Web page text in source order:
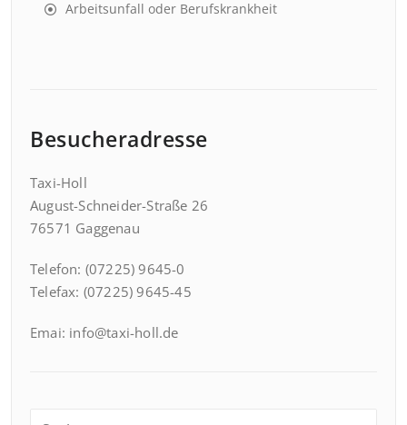
Arbeitsunfall oder Berufskrankheit
Besucheradresse
Taxi-Holl
August-Schneider-Straße 26
76571 Gaggenau
Telefon: (07225) 9645-0
Telefax: (07225) 9645-45
Emai: info@taxi-holl.de